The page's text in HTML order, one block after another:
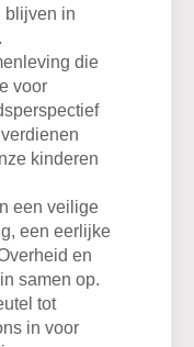
blijven in
die
voor
kinderen
een veilige
een eerlijke
en
samen op.
tot
in voor